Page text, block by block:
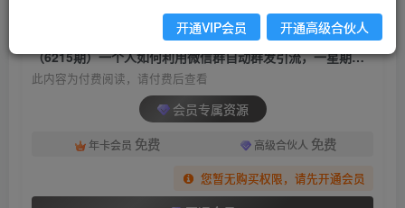
（6215期）一个人如何利用微信群自动群发引流，一星期装满200个群，日入500+
此内容为付费阅读，请付费后查看
会员专属资源
年卡会员 免费 高级合伙人 免费
您暂无购买权限，请先开通会员
开通VIP会员 开通高级合伙人